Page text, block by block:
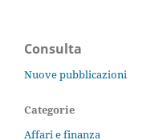
Consulta
Nuove pubblicazioni
Categorie
Affari e finanza